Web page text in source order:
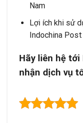
Nam
Lợi ích khi sử
Indochina Post
Hãy liên hệ
nhận dịch vụ